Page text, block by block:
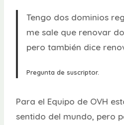
Tengo dos dominios
me sale que renovar
pero también dice
Pregunta de suscriptor.
Para el Equipo de OVH
sentido del mundo, pero